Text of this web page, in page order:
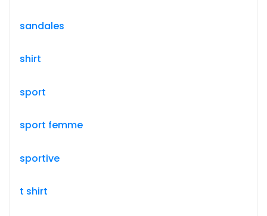
sandales
shirt
sport
sport femme
sportive
t shirt